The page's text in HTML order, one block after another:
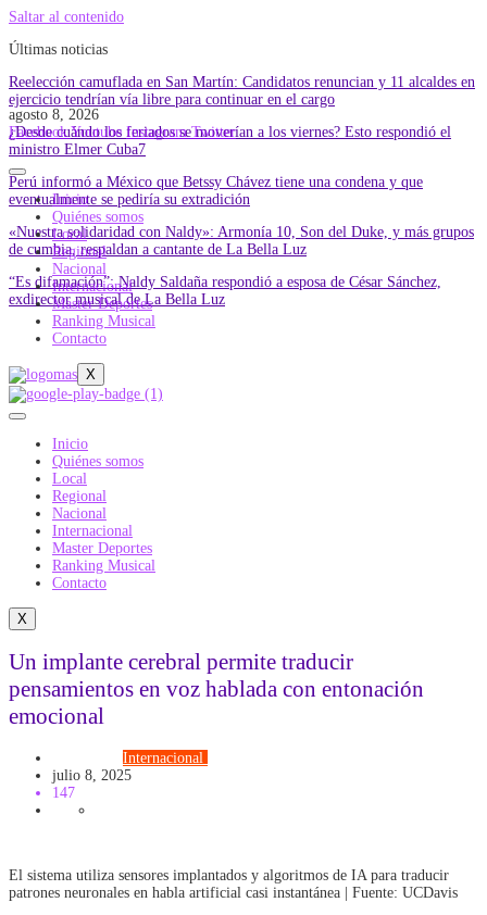
Saltar al contenido
Últimas noticias
Reelección camuflada en San Martín: Candidatos renuncian y 11 alcaldes en
ejercicio tendrían vía libre para continuar en el cargo
¿Desde cuándo los feriados se moverían a los viernes? Esto respondió el
ministro Elmer Cuba7
Perú informó a México que Betssy Chávez tiene una condena y que
eventualmente se pediría su extradición
«Nuestra solidaridad con Naldy»: Armonía 10, Son del Duke, y más grupos
de cumbia, respaldan a cantante de La Bella Luz
“Es difamación”: Naldy Saldaña respondió a esposa de César Sánchez,
exdirector musical de La Bella Luz
agosto 8, 2026
Facebook Youtube Instagram Twitter
Inicio
Quiénes somos
Local
Regional
Nacional
Internacional
Master Deportes
Ranking Musical
Contacto
X
Inicio
Quiénes somos
Local
Regional
Nacional
Internacional
Master Deportes
Ranking Musical
Contacto
X
Un implante cerebral permite traducir
pensamientos en voz hablada con entonación
emocional
Internacional
julio 8, 2025
147
El sistema utiliza sensores implantados y algoritmos de IA para traducir
patrones neuronales en habla artificial casi instantánea | Fuente: UCDavis